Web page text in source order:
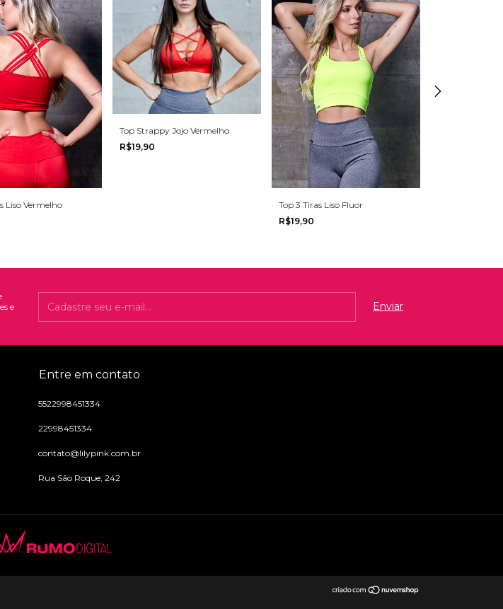
Liso Vermelho
Top Strappy Jojo Vermelho
R$19,90
Top 3 Tiras Liso Fluor
R$19,90
e
Entre em contato
5522998451334
22998451334
contato@lilypink.com.br
Rua São Roque, 242